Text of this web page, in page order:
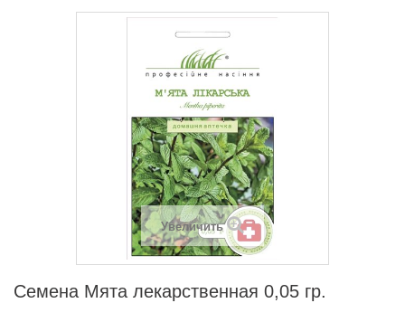
Увеличить
Семена Мята лекарственная 0,05 гр.